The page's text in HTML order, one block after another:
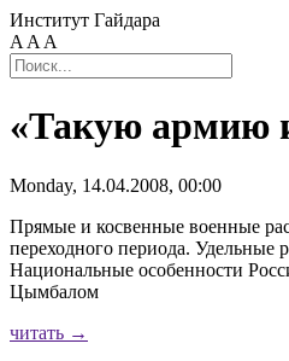
Институт Гайдара
A A A
«Такую армию
Monday, 14.04.2008, 00:00
Прямые и косвенные военные
переходного периода. Удельные
Национальные особенности
Цымбалом
читать →